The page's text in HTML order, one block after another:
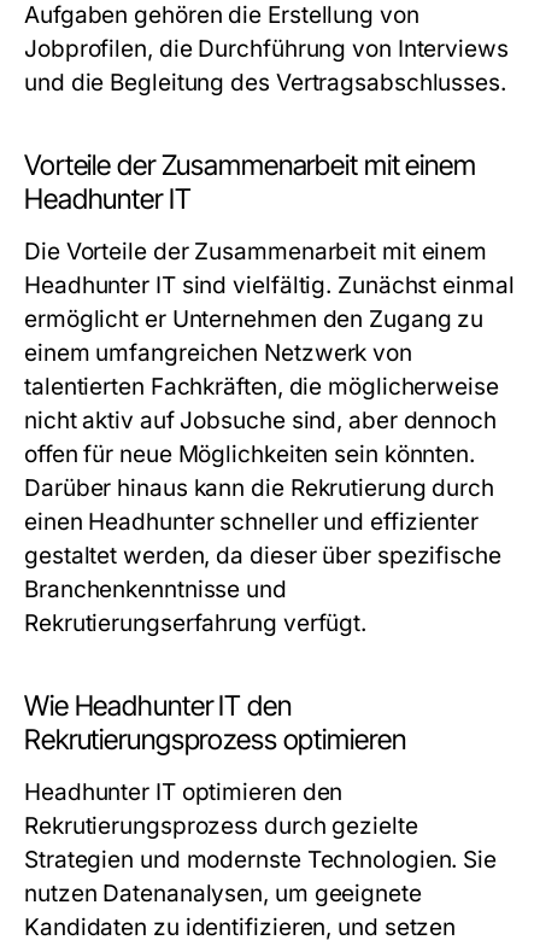
Aufgaben gehören die Erstellung von
Jobprofilen, die Durchführung von Interviews
und die Begleitung des Vertragsabschlusses.
Vorteile der Zusammenarbeit mit einem
Headhunter IT
Die Vorteile der Zusammenarbeit mit einem
Headhunter IT sind vielfältig. Zunächst einmal
ermöglicht er Unternehmen den Zugang zu
einem umfangreichen Netzwerk von
talentierten Fachkräften, die möglicherweise
nicht aktiv auf Jobsuche sind, aber dennoch
offen für neue Möglichkeiten sein könnten.
Darüber hinaus kann die Rekrutierung durch
einen Headhunter schneller und effizienter
gestaltet werden, da dieser über spezifische
Branchenkenntnisse und
Rekrutierungserfahrung verfügt.
Wie Headhunter IT den
Rekrutierungsprozess optimieren
Headhunter IT optimieren den
Rekrutierungsprozess durch gezielte
Strategien und modernste Technologien. Sie
nutzen Datenanalysen, um geeignete
Kandidaten zu identifizieren, und setzen